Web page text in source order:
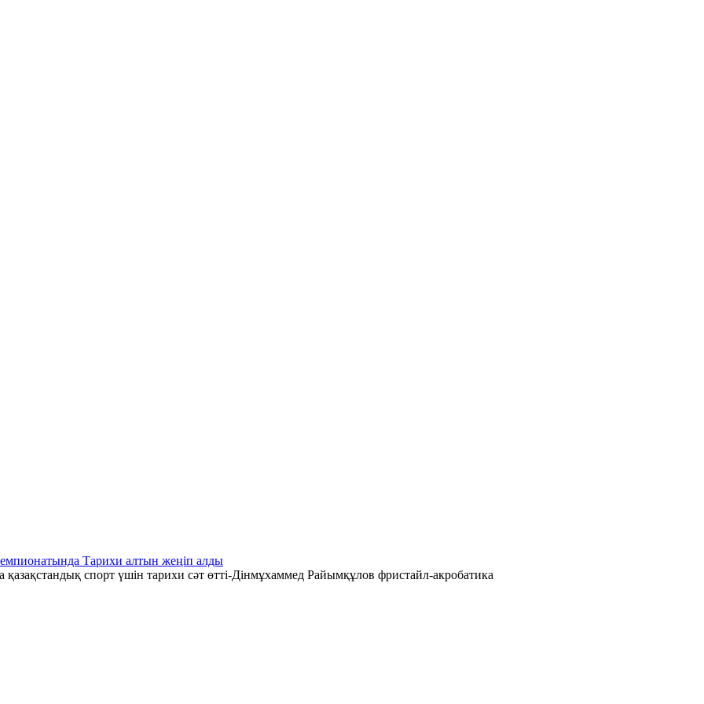
Тарихи алтын жеңіп алды
спорт үшін тарихи сәт өтті-Дінмұхаммед Райымқұлов фристайл-акробатика